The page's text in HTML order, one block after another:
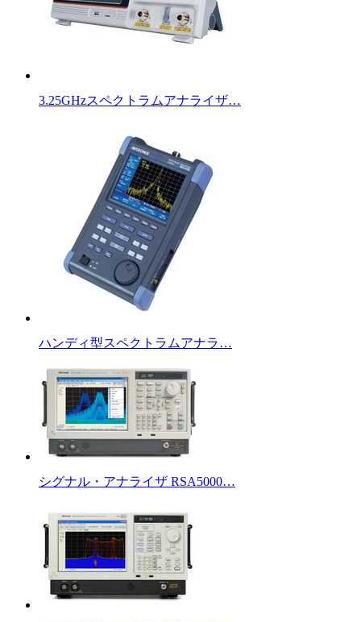
3.25GHzスペクトラムアナライザ…
ハンディ型スペクトラムアナラ…
シグナル・アナライザ RSA5000…